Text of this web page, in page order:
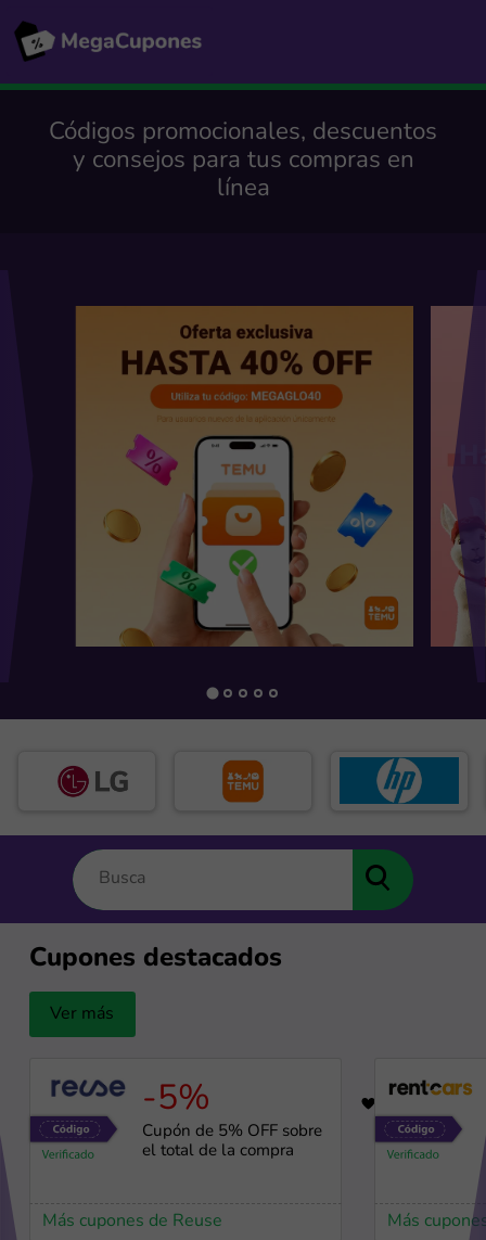
Códigos promocionales, descuentos
y consejos para tus compras en
línea
Cupones destacados
Ver más
-5%
Cupón de 5% OFF sobre
el total de la compra
Más cupones de Reuse Más